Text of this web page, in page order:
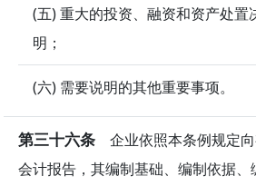
(五) 重大的投资、融资和资产处置
明；
(六) 需要说明的其他重要事项。
第三十六条 企业依照本条例规定
会计报告，其编制基础、编制依据、